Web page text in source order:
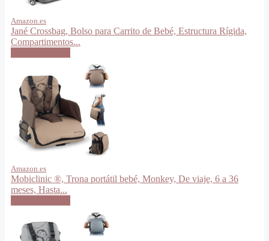
Amazon.es
Jané Crossbag, Bolso para Carrito de Bebé, Estructura Rígida,
Compartimentos...
Amazon.es
Mobiclinic ®, Trona portátil bebé, Monkey, De viaje, 6 a 36
meses, Hasta...